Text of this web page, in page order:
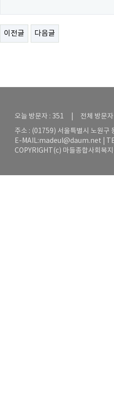
이전글 다음글
오늘 방문자 : 351 | 전체 방문자
주소 : (01759) 서울특별시 노원구
E-MAIL:madeul@daum.net |
COPYRIGHT(c) 마들종합사회복